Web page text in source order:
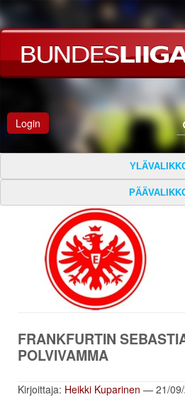
Login
FRANKFURTIN
POLVIVAMMA
Kirjoittaja: Heikki Kuparinen — 21/09/